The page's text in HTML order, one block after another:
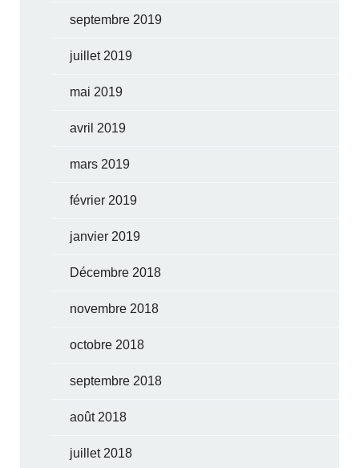
septembre 2019
juillet 2019
mai 2019
avril 2019
mars 2019
février 2019
janvier 2019
Décembre 2018
novembre 2018
octobre 2018
septembre 2018
août 2018
juillet 2018